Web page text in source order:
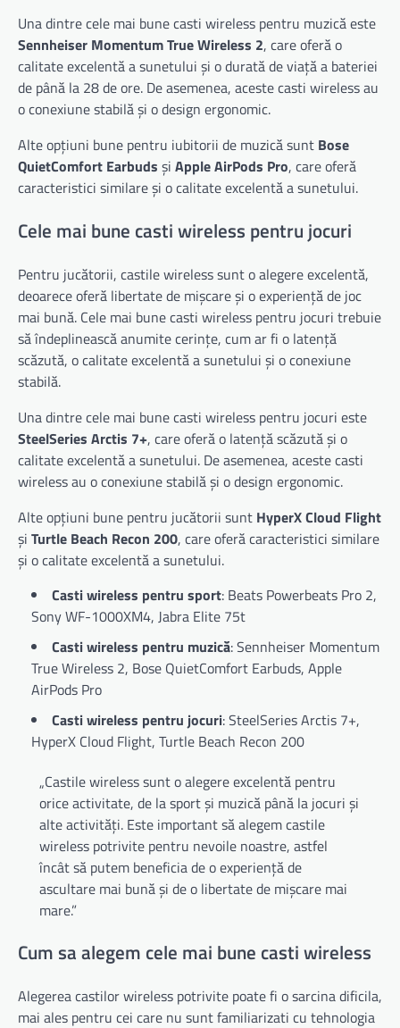
Una dintre cele mai bune casti wireless pentru muzică este
Sennheiser Momentum True Wireless 2, care oferă o
calitate excelentă a sunetului și o durată de viață a bateriei
de până la 28 de ore. De asemenea, aceste casti wireless au
o conexiune stabilă și o design ergonomic.
Alte opțiuni bune pentru iubitorii de muzică sunt Bose
QuietComfort Earbuds și Apple AirPods Pro, care oferă
caracteristici similare și o calitate excelentă a sunetului.
Cele mai bune casti wireless pentru jocuri
Pentru jucătorii, castile wireless sunt o alegere excelentă,
deoarece oferă libertate de mișcare și o experiență de joc
mai bună. Cele mai bune casti wireless pentru jocuri trebuie
să îndeplinească anumite cerințe, cum ar fi o latență
scăzută, o calitate excelentă a sunetului și o conexiune
stabilă.
Una dintre cele mai bune casti wireless pentru jocuri este
SteelSeries Arctis 7+, care oferă o latență scăzută și o
calitate excelentă a sunetului. De asemenea, aceste casti
wireless au o conexiune stabilă și o design ergonomic.
Alte opțiuni bune pentru jucătorii sunt HyperX Cloud Flight
și Turtle Beach Recon 200, care oferă caracteristici similare
și o calitate excelentă a sunetului.
Casti wireless pentru sport: Beats Powerbeats Pro 2,
Sony WF-1000XM4, Jabra Elite 75t
Casti wireless pentru muzică: Sennheiser Momentum
True Wireless 2, Bose QuietComfort Earbuds, Apple
AirPods Pro
Casti wireless pentru jocuri: SteelSeries Arctis 7+,
HyperX Cloud Flight, Turtle Beach Recon 200
„Castile wireless sunt o alegere excelentă pentru
orice activitate, de la sport și muzică până la jocuri și
alte activități. Este important să alegem castile
wireless potrivite pentru nevoile noastre, astfel
încât să putem beneficia de o experiență de
ascultare mai bună și de o libertate de mișcare mai
mare.”
Cum sa alegem cele mai bune casti wireless
Alegerea castilor wireless potrivite poate fi o sarcina dificila,
mai ales pentru cei care nu sunt familiarizati cu tehnologia